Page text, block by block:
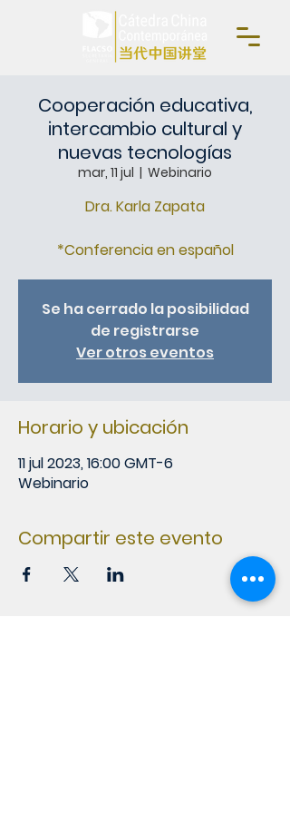
Cooperación educativa,
intercambio cultural y
nuevas tecnologías
mar, 11 jul
  |
Webinario
Dra. Karla Zapata
*Conferencia en español
Se ha cerrado la posibilidad
de registrarse
Ver otros eventos
Horario y ubicación
11 jul 2023, 16:00 GMT-6
Webinario
Compartir este evento